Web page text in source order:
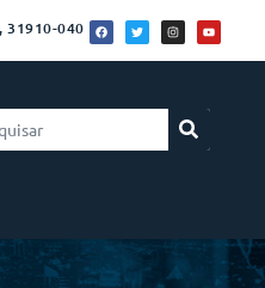
31910-040